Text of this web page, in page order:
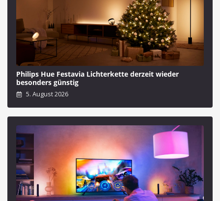
Philips Hue Festavia Lichterkette derzeit wieder
besonders günstig
5. August 2026